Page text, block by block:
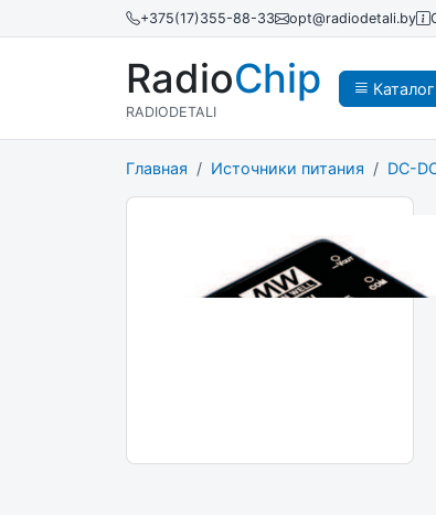
+375(17)355-88-33 opt@radiodetali.by
Каталог
RadioChip
RADIODETALI
Главная Источники питания DC-